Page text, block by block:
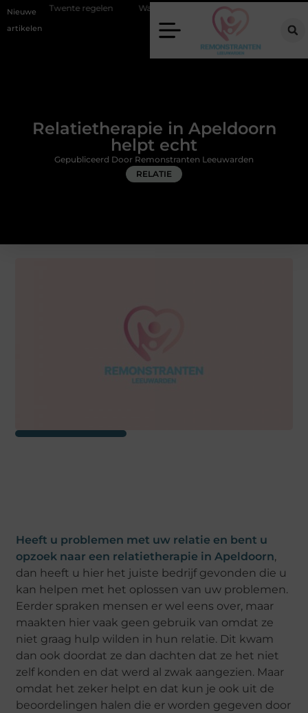
Nieuwe
artikelen
regelen Wat zero-click search betekent voor de toekomst van
Relatietherapie in Apeldoorn
helpt echt
RELATIE
Gepubliceerd Door Remonstranten Leeuwarden
Heeft u problemen met uw relatie en bent u
opzoek naar een relatietherapie in Apeldoorn,
dan heeft u hier het juiste bedrijf gevonden die u
kan helpen met het oplossen van uw problemen.
Eerder spraken mensen er wel eens over, maar
maakten hier vaak geen gebruik van omdat ze
niet graag hulp wilden in hun relatie. Dit kwam
dan ook doordat ze dan dachten dat ze het niet
zelf konden en dat werd al zwak aangezien. Maar
omdat het zeker helpt en dat kun je ook uit de
beoordelingen halen die er worden gegeven door